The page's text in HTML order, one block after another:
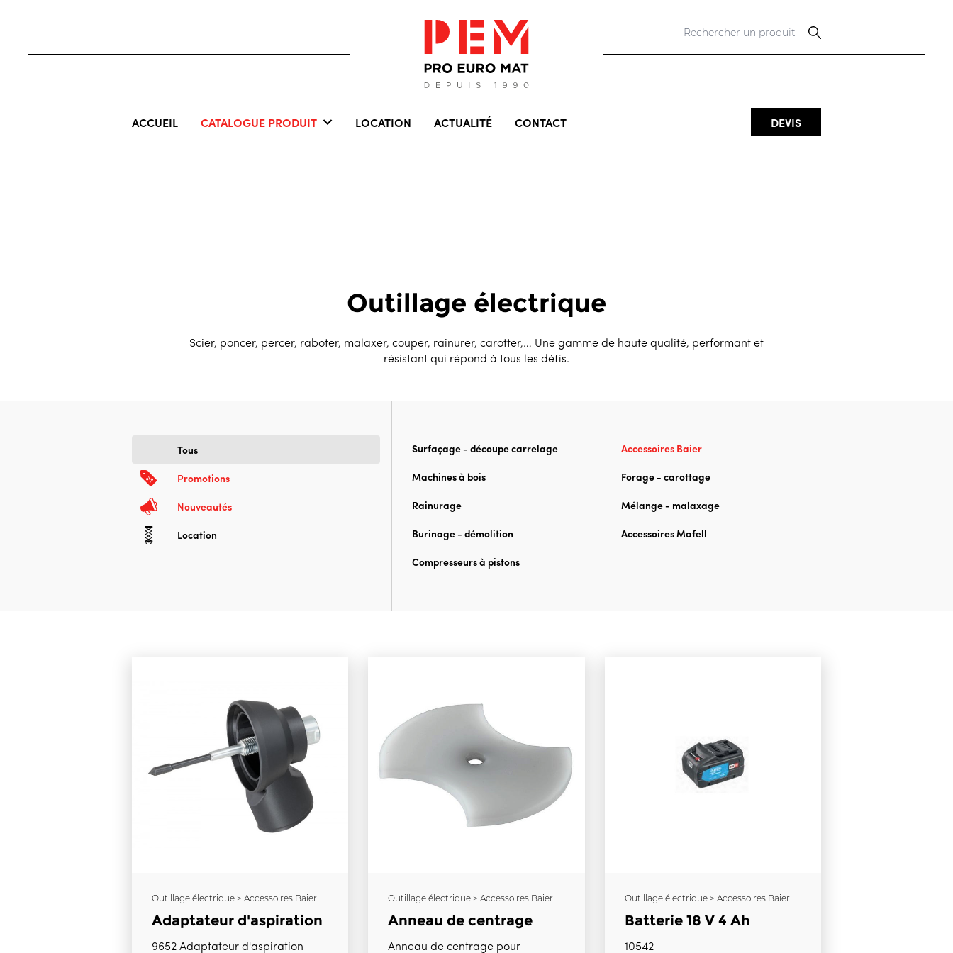
ACCUEIL CATALOGUE PRODUIT LOCATION ACTUALITÉ CONTACT DEVIS
Outillage électrique
Scier, poncer, percer, raboter, malaxer, couper, rainurer, carotter,… Une gamme de haute qualité, performant et
résistant qui répond à tous les défis.
Tous
Promotions
Nouveautés
Location
Surfaçage - découpe carrelage
Accessoires Baier
Machines à bois
Forage - carottage
Rainurage
Mélange - malaxage
Burinage - démolition
Accessoires Mafell
Compresseurs à pistons
Outillage électrique > Accessoires Baier
Adaptateur d'aspiration
9652 Adaptateur d'aspiration
Outillage électrique > Accessoires Baier
Anneau de centrage
Anneau de centrage pour
Outillage électrique > Accessoires Baier
Batterie 18 V 4 Ah
10542